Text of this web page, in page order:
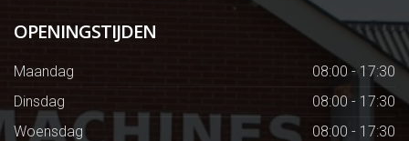
OPENINGSTIJDEN
Maandag
08:00 - 17:30
Dinsdag
08:00 - 17:30
Woensdag
08:00 - 17:30